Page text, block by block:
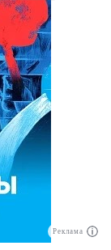
Реклама